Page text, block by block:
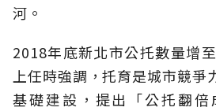
河。
2018年底新北市公托數量增
上任時強調，托育是城市競爭
基礎建設，提出「公托翻倍